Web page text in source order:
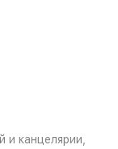
и канцелярии,